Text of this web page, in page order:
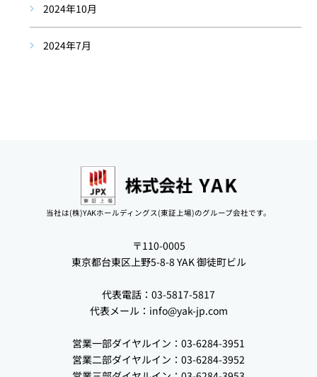
2024年10月
2024年7月
当社は(株)YAKホールディングス(東証上場)のグループ会社です。
〒110-0005
東京都台東区上野5-8-8 YAK 御徒町ビル
代表電話：03-5817-5817
代表メール： info@yak-jp.com
営業一部ダイヤルイン：03-6284-3951
営業二部ダイヤルイン：03-6284-3952